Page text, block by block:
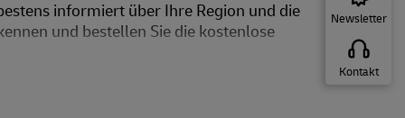
Newsletter
Kontakt
informiert über Ihre Region und die
und bestellen Sie die kostenlose